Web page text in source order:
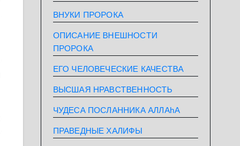
ВНУКИ ПРОРОКА
ОПИСАНИЕ ВНЕШНОСТИ
ПРОРОКА
ЕГО ЧЕЛОВЕЧЕСКИЕ КАЧЕСТВА
ВЫСШАЯ НРАВСТВЕННОСТЬ
ЧУДЕСА ПОСЛАННИКА АЛЛАhА
ПРАВЕДНЫЕ ХАЛИФЫ